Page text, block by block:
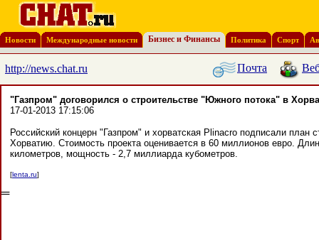
Новости Международные новости Бизнес и Финансы Политика Спорт
http://news.chat.ru Почта
"Газпром" договорился о строительстве "Южного потока" в
17-01-2013 17:15:06
Российский концерн "Газпром" и хорватская Plinacro подписали план
Хорватию. Стоимость проекта оценивается в 60 миллионов евро.
километров, мощность - 2,7 миллиарда кубометров.
[lenta.ru]
═